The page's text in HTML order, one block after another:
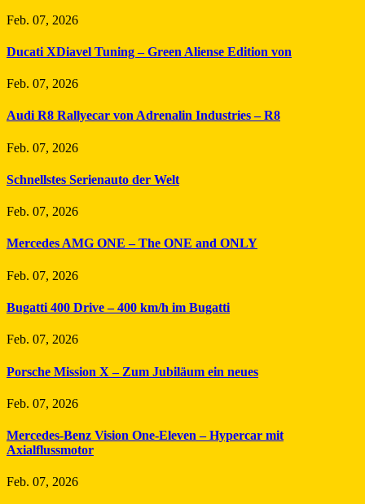
Feb. 07, 2026
Ducati XDiavel Tuning – Green Aliense Edition von
Feb. 07, 2026
Audi R8 Rallyecar von Adrenalin Industries – R8
Feb. 07, 2026
Schnellstes Serienauto der Welt
Feb. 07, 2026
Mercedes AMG ONE – The ONE and ONLY
Feb. 07, 2026
Bugatti 400 Drive – 400 km/h im Bugatti
Feb. 07, 2026
Porsche Mission X – Zum Jubiläum ein neues
Feb. 07, 2026
Mercedes-Benz Vision One-Eleven – Hypercar mit
Axialflussmotor
Feb. 07, 2026